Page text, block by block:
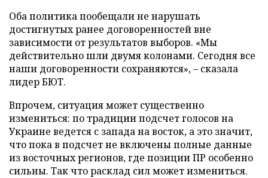
Оба политика пообещали не нарушать
достигнутых ранее договоренностей вне
зависимости от результатов выборов. «Мы
действительно шли двумя колонами. Сегодня все
наши договоренности сохраняются», – сказала
лидер БЮТ.
Впрочем, ситуация может существенно
измениться: по традиции подсчет голосов на
Украине ведется с запада на восток, а это значит,
что пока в подсчет не включены полные данные
из восточных регионов, где позиции ПР особенно
сильны. Так что расклад сил может измениться.